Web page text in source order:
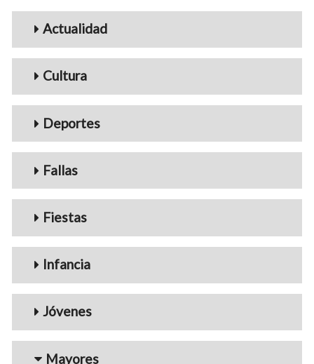
Menu_Videos
Actualidad
Cultura
Deportes
Fallas
Fiestas
Infancia
Jóvenes
Mayores